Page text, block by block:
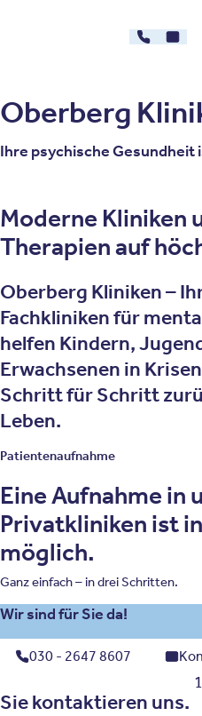
030 - 26478607
Kontakt
Oberberg
Ihre psychische Gesundheit
Moderne Kliniken
Therapien auf
Oberberg Kliniken –
Fachkliniken für
helfen Kindern,
Erwachsenen in
Schritt für Schritt
Leben.
Patientenaufnahme
Eine Aufnahme in
Privatkliniken ist
möglich.
Ganz einfach – in drei Schritten.
Wir sind für Sie da!
030 - 2647 8607
1
Sie kontaktieren uns.